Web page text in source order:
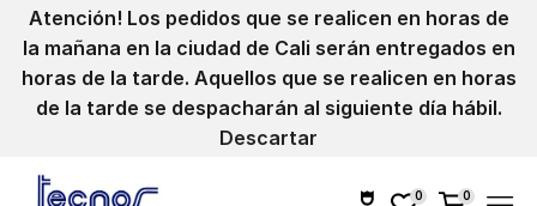
Atención! Los pedidos que se realicen en horas de
la mañana en la ciudad de Cali serán entregados en
horas de la tarde. Aquellos que se realicen en horas
de la tarde se despacharán al siguiente día hábil.
Descartar
0 0